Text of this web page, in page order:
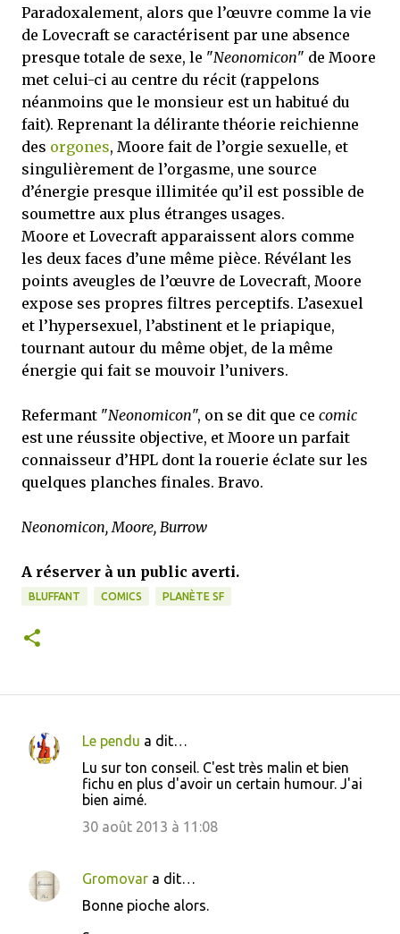
Paradoxalement, alors que l’œuvre comme la vie
de Lovecraft se caractérisent par une absence
presque totale de sexe, le "Neonomicon" de Moore
met celui-ci au centre du récit (rappelons
néanmoins que le monsieur est un habitué du
fait). Reprenant la délirante théorie reichienne
des orgones, Moore fait de l’orgie sexuelle, et
singulièrement de l’orgasme, une source
d’énergie presque illimitée qu’il est possible de
soumettre aux plus étranges usages.
Moore et Lovecraft apparaissent alors comme
les deux faces d’une même pièce. Révélant les
points aveugles de l’œuvre de Lovecraft, Moore
expose ses propres filtres perceptifs. L’asexuel
et l’hypersexuel, l’abstinent et le priapique,
tournant autour du même objet, de la même
énergie qui fait se mouvoir l’univers.
Refermant "Neonomicon", on se dit que ce comic
est une réussite objective, et Moore un parfait
connaisseur d’HPL dont la rouerie éclate sur les
quelques planches finales. Bravo.
Neonomicon, Moore, Burrow
A réserver à un public averti.
BLUFFANT COMICS PLANÈTE SF
C
n
t
Le pendu a dit…
Lu sur ton conseil. C'est très malin et bien
fichu en plus d'avoir un certain humour. J'ai
bien aimé.
30 août 2013 à 11:08
Gromovar a dit…
Bonne pioche alors.